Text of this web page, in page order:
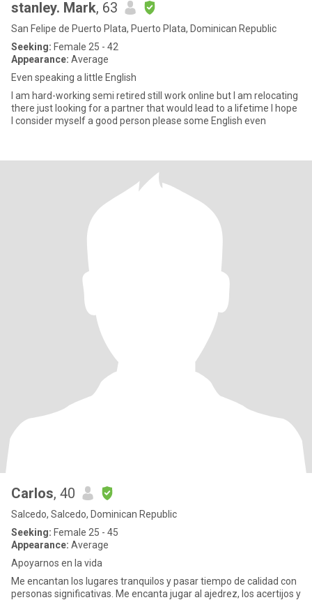
stanley. Mark, 63
San Felipe de Puerto Plata, Puerto Plata, Dominican Republic
Seeking: Female 25 - 42
Appearance: Average
Even speaking a little English
I am hard-working semi retired still work online but I am relocating
there just looking for a partner that would lead to a lifetime I hope
I consider myself a good person please some English even
Carlos, 40
Salcedo, Salcedo, Dominican Republic
Seeking: Female 25 - 45
Appearance: Average
Apoyarnos en la vida
Me encantan los lugares tranquilos y pasar tiempo de calidad con
personas significativas. Me encanta jugar al ajedrez, los acertijos y